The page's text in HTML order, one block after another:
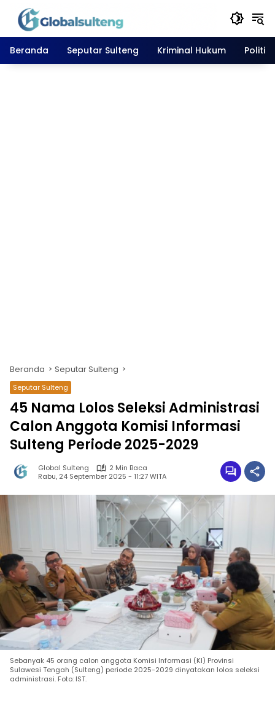
Langsung
konten
Beranda
Seputar Sulteng Kriminal Hukum Politik
Beranda Seputar Sulteng
Seputar Sulteng
45 Nama Lolos Seleksi Administrasi
Calon Anggota Komisi Informasi
Sulteng Periode 2025-2029
Global Sulteng
2 Min Baca
Rabu, 24 September 2025 - 11:27 WITA
Sebanyak 45 orang calon anggota Komisi Informasi (KI) Provinsi
Sulawesi Tengah (Sulteng) periode 2025-2029 dinyatakan lolos seleksi
administrasi. Foto: IST.